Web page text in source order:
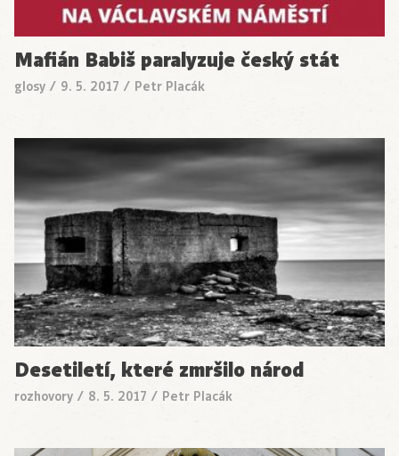
Mafián Babiš paralyzuje český stát
glosy / 9. 5. 2017 / Petr Placák
Desetiletí, které zmršilo národ
rozhovory / 8. 5. 2017 / Petr Placák